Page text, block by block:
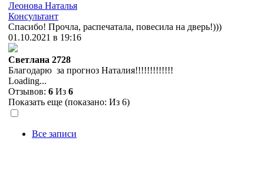
Леонова Наталья
Консультант
Спасибо! Прочла, распечатала, повесила на дверь!)))
01.10.2021 в 19:16
Cветлана 2728
Благодарю за прогноз Наталия!!!!!!!!!!!!!
Loading...
Отзывов: 6 Из 6
Показать еще (показано: Из 6)
Все записи